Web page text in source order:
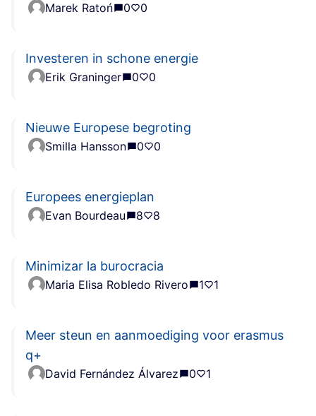
Marek Ratoń 0 0
Investeren in schone energie
Erik Graninger 0 0
Nieuwe Europese begroting
Smilla Hansson 0 0
Europees energieplan
Evan Bourdeau 8 8
Minimizar la burocracia
Maria Elisa Robledo Rivero 1 1
Meer steun en aanmoediging voor erasmus
q+
David Fernández Álvarez 0 1